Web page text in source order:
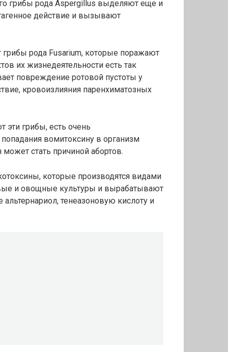
грибы рода Aspergillus выделяют еще и
действие и вызывают
рода Fusarium, которые поражают
их жизнедеятельности есть так
повреждение ротовой пустоты у
кровоизлияния паренхиматозных
эти грибы, есть очень
вомитоксину в организм
стать причиной абортов.
которые производятся видами
и овощные культуры и вырабатывают
тенеазоновую кислоту и